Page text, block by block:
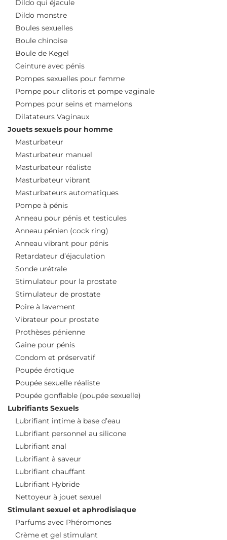
Dildo qui éjacule
Dildo monstre
Boules sexuelles
Boule chinoise
Boule de Kegel
Ceinture avec pénis
Pompes sexuelles pour femme
Pompe pour clitoris et pompe vaginale
Pompes pour seins et mamelons
Dilatateurs Vaginaux
Jouets sexuels pour homme
Masturbateur
Masturbateur manuel
Masturbateur réaliste
Masturbateur vibrant
Masturbateurs automatiques
Pompe à pénis
Anneau pour pénis et testicules
Anneau pénien (cock ring)
Anneau vibrant pour pénis
Retardateur d’éjaculation
Sonde urétrale
Stimulateur pour la prostate
Stimulateur de prostate
Poire à lavement
Vibrateur pour prostate
Prothèses pénienne
Gaine pour pénis
Condom et préservatif
Poupée érotique
Poupée sexuelle réaliste
Poupée gonflable (poupée sexuelle)
Lubrifiants Sexuels
Lubrifiant intime à base d’eau
Lubrifiant personnel au silicone
Lubrifiant anal
Lubrifiant à saveur
Lubrifiant chauffant
Lubrifiant Hybride
Nettoyeur à jouet sexuel
Stimulant sexuel et aphrodisiaque
Parfums avec Phéromones
Crème et gel stimulant